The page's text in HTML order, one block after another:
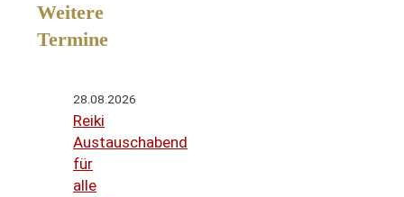
Weitere
Termine
28.08.2026
Reiki
Austauschabend
für
alle